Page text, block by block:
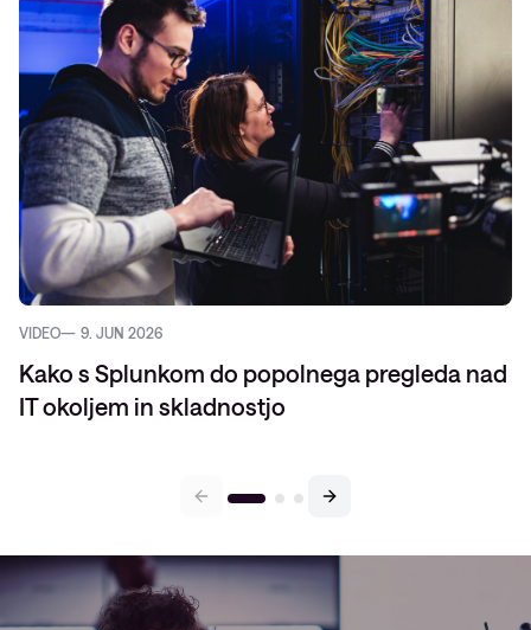
VIDEO 9. JUN 2026
Kako s Splunkom do popolnega pregleda nad
IT okoljem in skladnostjo